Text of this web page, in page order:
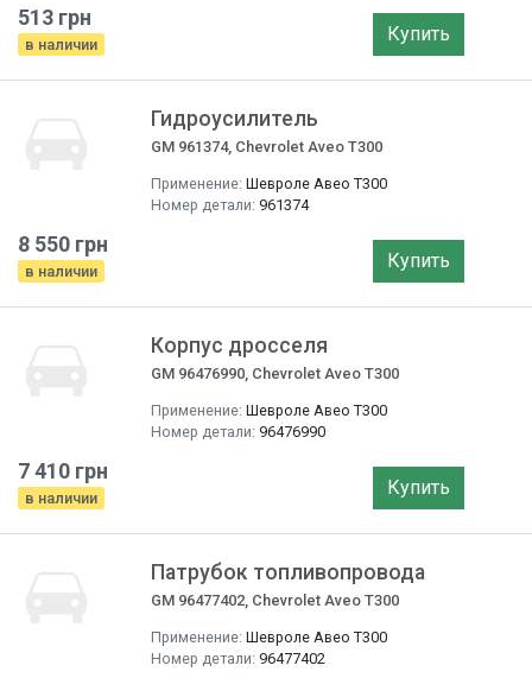
513 грн
в наличии Купить
Гидроусилитель
GM 961374, Chevrolet Aveo T300
Применение: Шевроле Авео T300
Номер детали: 961374
8 550 грн
в наличии Купить
Корпус дросселя
GM 96476990, Chevrolet Aveo T300
Применение: Шевроле Авео T300
Номер детали: 96476990
7 410 грн
в наличии Купить
Патрубок топливопровода
GM 96477402, Chevrolet Aveo T300
Применение: Шевроле Авео T300
Номер детали: 96477402